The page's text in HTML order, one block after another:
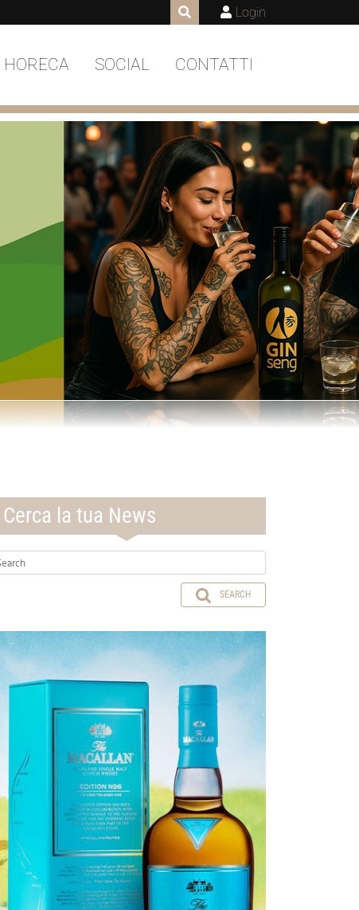
Login
SOCIAL CONTATTI
Cerca la tua News
SEARCH